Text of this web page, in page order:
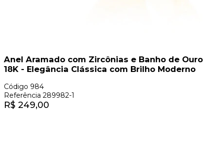
Anel Aramado com Zircônias e Banho de Ouro
18K - Elegância Clássica com Brilho Moderno
Código 984
Referência 289982-1
R$ 249,00